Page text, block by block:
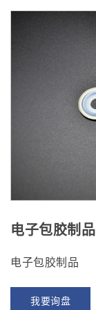
电子包胶制品
电子包胶制品
我要询盘